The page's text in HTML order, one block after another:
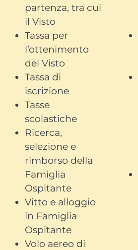
partenza, tra cui
il Visto
Tassa per
l’ottenimento
del Visto
Tassa di
iscrizione
Tasse
scolastiche
Ricerca,
selezione e
rimborso della
Famiglia
Ospitante
Vitto e alloggio
in Famiglia
Ospitante
Volo aereo di